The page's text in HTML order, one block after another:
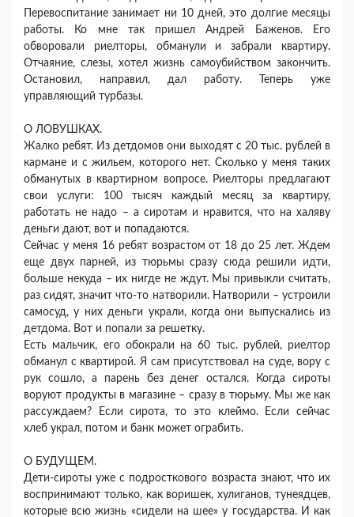
Перевоспитание занимает ни 10 дней, это долгие месяцы
работы. Ко мне так пришел Андрей Баженов. Его
обворовали риелторы, обманули и забрали квартиру.
Отчаяние, слезы, хотел жизнь самоубийством закончить.
Остановил, направил, дал работу. Теперь уже
управляющий турбазы.
О ЛОВУШКАХ.
Жалко ребят. Из детдомов они выходят с 20 тыс. рублей в
кармане и с жильем, которого нет. Сколько у меня таких
обманутых в квартирном вопросе. Риелторы предлагают
свои услуги: 100 тысяч каждый месяц за квартиру,
работать не надо – а сиротам и нравится, что на халяву
деньги дают, вот и попадаются.
Сейчас у меня 16 ребят возрастом от 18 до 25 лет. Ждем
еще двух парней, из тюрьмы сразу сюда решили идти,
больше некуда – их нигде не ждут. Мы привыкли считать,
раз сидят, значит что-то натворили. Натворили – устроили
самосуд, у них деньги украли, когда они выпускались из
детдома. Вот и попали за решетку.
Есть мальчик, его обокрали на 60 тыс. рублей, риелтор
обманул с квартирой. Я сам присутствовал на суде, вору с
рук сошло, а парень без денег остался. Когда сироты
воруют продукты в магазине – сразу в тюрьму. Мы же как
рассуждаем? Если сирота, то это клеймо. Если сейчас
хлеб украл, потом и банк может ограбить.
О БУДУЩЕМ.
Дети-сироты уже с подросткового возраста знают, что их
воспринимают только, как воришек, хулиганов, тунеядцев,
которые всю жизнь «сидели на шее» у государства. И как